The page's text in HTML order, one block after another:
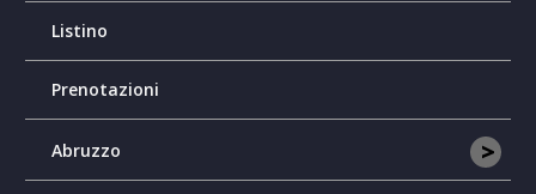
Listino
Prenotazioni
>
Abruzzo